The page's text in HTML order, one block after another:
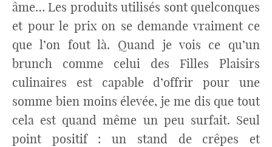
âme… Les produits utilisés sont quelconques
et pour le prix on se demande vraiment ce
que l’on fout là. Quand je vois ce qu’un
brunch comme celui des Filles Plaisirs
culinaires est capable d’offrir pour une
somme bien moins élevée, je me dis que tout
cela est quand même un peu surfait. Seul
point positif : un stand de crêpes et